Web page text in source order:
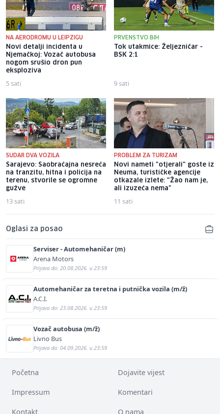
NA AERODROMU U LEIPZIGU
Novi detalji incidenta u
Njemačkoj: Vozač autobusa
nogom srušio dron pun
eksploziva
5 sati
PRVENSTVO BIH
Tok utakmice: Željezničar -
BSK 2:1
9 sati
SUDAR DVA VOZILA
Sarajevo: Saobraćajna nesreća
na tranzitu, hitna i policija na
terenu, stvorile se ogromne
gužve
13 sati
PROBLEM ZA TURIZAM
Novi nameti "otjerali" goste iz
Neuma, turističke agencije
otkazale izlete: "Žao nam je,
ali izuzeća nema"
11 sati
Oglasi za posao
Serviser - Automehaničar (m)
Arena Motors
Prijava do: 20.08.2026. u 23:59
Automehaničar za teretna i putnička vozila (m/ž)
A.C.I.
Prijava do: 23.08.2026. u 23:59
Vozač autobusa (m/ž)
Livno Bus
Prijava do: 04.09.2026. u 23:59
Početna Dojavite vijest
Impressum Komentari
Kontakt O nama